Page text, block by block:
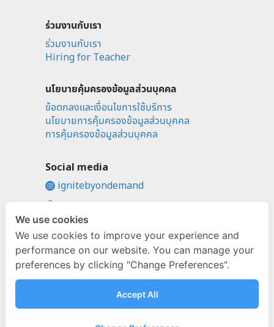
ร่วมงานกับเรา
ร่วมงานกับเรา
Hiring for Teacher
นโยบายคุ้มครองข้อมูลส่วนบุคคล
ข้อตกลงและเงื่อนไขการใช้บริการ
นโยบายการคุ้มครองข้อมูลส่วนบุคคล
การคุ้มครองข้อมูลส่วนบุคคล
Social media
ignitebyondemand
@ignitebyondemand
We use cookies
We use cookies to improve your experience and
performance on our website. You can manage your
preferences by clicking "Change Preferences".
Accept All